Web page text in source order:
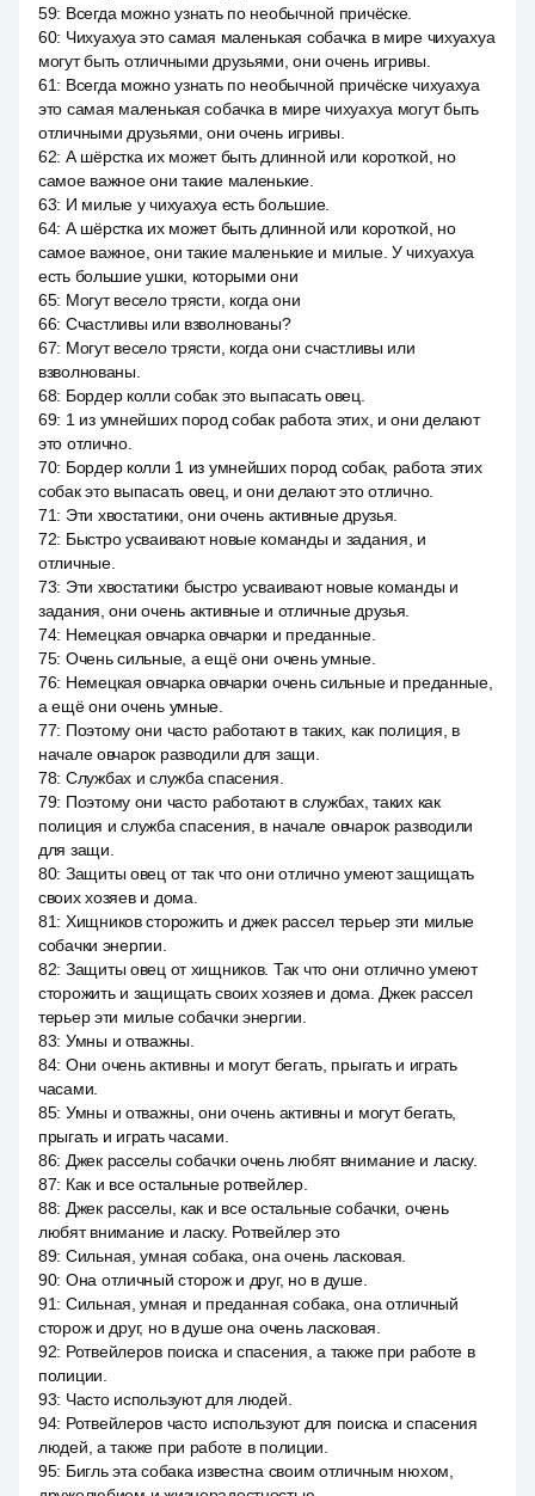
59: Всегда можно узнать по необычной причёске.
60: Чихуахуа это самая маленькая собачка в мире чихуахуа
могут быть отличными друзьями, они очень игривы.
61: Всегда можно узнать по необычной причёске чихуахуа
это самая маленькая собачка в мире чихуахуа могут быть
отличными друзьями, они очень игривы.
62: А шёрстка их может быть длинной или короткой, но
самое важное они такие маленькие.
63: И милые у чихуахуа есть большие.
64: А шёрстка их может быть длинной или короткой, но
самое важное, они такие маленькие и милые. У чихуахуа
есть большие ушки, которыми они
65: Могут весело трясти, когда они
66: Счастливы или взволнованы?
67: Могут весело трясти, когда они счастливы или
взволнованы.
68: Бордер колли собак это выпасать овец.
69: 1 из умнейших пород собак работа этих, и они делают
это отлично.
70: Бордер колли 1 из умнейших пород собак, работа этих
собак это выпасать овец, и они делают это отлично.
71: Эти хвостатики, они очень активные друзья.
72: Быстро усваивают новые команды и задания, и
отличные.
73: Эти хвостатики быстро усваивают новые команды и
задания, они очень активные и отличные друзья.
74: Немецкая овчарка овчарки и преданные.
75: Очень сильные, а ещё они очень умные.
76: Немецкая овчарка овчарки очень сильные и преданные,
а ещё они очень умные.
77: Поэтому они часто работают в таких, как полиция, в
начале овчарок разводили для защи.
78: Службах и служба спасения.
79: Поэтому они часто работают в службах, таких как
полиция и служба спасения, в начале овчарок разводили
для защи.
80: Защиты овец от так что они отлично умеют защищать
своих хозяев и дома.
81: Хищников сторожить и джек рассел терьер эти милые
собачки энергии.
82: Защиты овец от хищников. Так что они отлично умеют
сторожить и защищать своих хозяев и дома. Джек рассел
терьер эти милые собачки энергии.
83: Умны и отважны.
84: Они очень активны и могут бегать, прыгать и играть
часами.
85: Умны и отважны, они очень активны и могут бегать,
прыгать и играть часами.
86: Джек расселы собачки очень любят внимание и ласку.
87: Как и все остальные ротвейлер.
88: Джек расселы, как и все остальные собачки, очень
любят внимание и ласку. Ротвейлер это
89: Сильная, умная собака, она очень ласковая.
90: Она отличный сторож и друг, но в душе.
91: Сильная, умная и преданная собака, она отличный
сторож и друг, но в душе она очень ласковая.
92: Ротвейлеров поиска и спасения, а также при работе в
полиции.
93: Часто используют для людей.
94: Ротвейлеров часто используют для поиска и спасения
людей, а также при работе в полиции.
95: Бигль эта собака известна своим отличным нюхом,